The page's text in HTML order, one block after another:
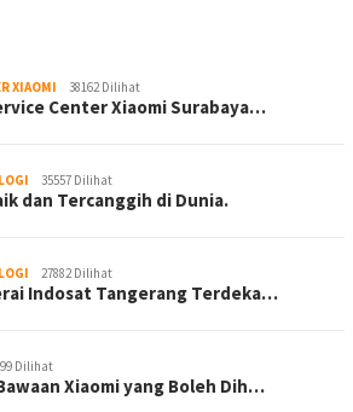
XIAOMI 38162 Dilihat
Center Xiaomi Surabaya…
35557 Dilihat
dan Tercanggih di Dunia.
27882 Dilihat
Indosat Tangerang Terdeka…
Dilihat
Xiaomi yang Boleh Dih…